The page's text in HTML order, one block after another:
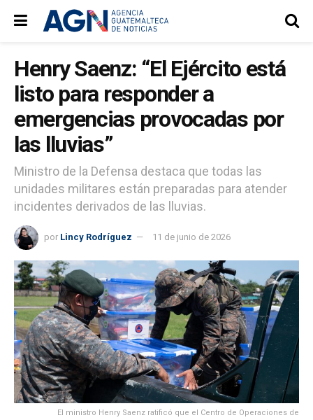
Henry Saenz: “El Ejército está
listo para responder a
emergencias provocadas por
las lluvias”
Ministro de la Defensa destaca que todas las
unidades militares están preparadas para atender
incidentes derivados de las lluvias.
por Lincy Rodríguez 11 de junio de 2026
El ministro Henry Saenz ratificó que el Centro de Operaciones de